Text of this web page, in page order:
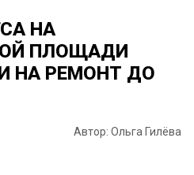
НА
ПЛОЩАДИ
НА РЕМОНТ ДО
Автор: Ольга Гилёва